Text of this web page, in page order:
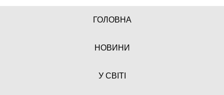
ГОЛОВНА
НОВИНИ
У СВІТІ